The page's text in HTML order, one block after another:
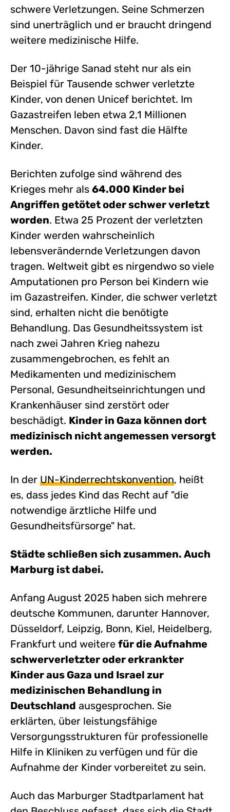
schwere Verletzungen. Seine Schmerzen
sind unerträglich und er braucht dringend
weitere medizinische Hilfe.
Der 10-jährige Sanad steht nur als ein
Beispiel für Tausende schwer verletzte
Kinder, von denen Unicef berichtet. Im
Gazastreifen leben etwa 2,1 Millionen
Menschen. Davon sind fast die Hälfte
Kinder.
Berichten zufolge sind während des
Krieges mehr als 64.000 Kinder bei
Angriffen getötet oder schwer verletzt
worden. Etwa 25 Prozent der verletzten
Kinder werden wahrscheinlich
lebensverändernde Verletzungen davon
tragen. Weltweit gibt es nirgendwo so viele
Amputationen pro Person bei Kindern wie
im Gazastreifen. Kinder, die schwer verletzt
sind, erhalten nicht die benötigte
Behandlung. Das Gesundheitssystem ist
nach zwei Jahren Krieg nahezu
zusammengebrochen, es fehlt an
Medikamenten und medizinischem
Personal, Gesundheitseinrichtungen und
Krankenhäuser sind zerstört oder
beschädigt. Kinder in Gaza können dort
medizinisch nicht angemessen versorgt
werden.
In der UN-Kinderrechtskonvention, heißt
es, dass jedes Kind das Recht auf "die
notwendige ärztliche Hilfe und
Gesundheitsfürsorge" hat.
Städte schließen sich zusammen. Auch
Marburg ist dabei.
Anfang August 2025 haben sich mehrere
deutsche Kommunen, darunter Hannover,
Düsseldorf, Leipzig, Bonn, Kiel, Heidelberg,
Frankfurt und weitere für die Aufnahme
schwerverletzter oder erkrankter
Kinder aus Gaza und Israel zur
medizinischen Behandlung in
Deutschland ausgesprochen. Sie
erklärten, über leistungsfähige
Versorgungsstrukturen für professionelle
Hilfe in Kliniken zu verfügen und für die
Aufnahme der Kinder vorbereitet zu sein.
Auch das Marburger Stadtparlament hat